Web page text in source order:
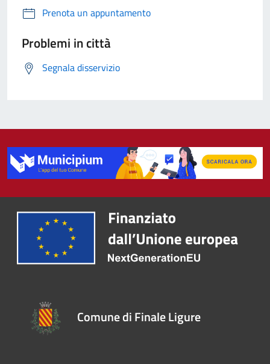
Prenota un appuntamento
Problemi in città
Segnala disservizio
Comune di Finale Ligure